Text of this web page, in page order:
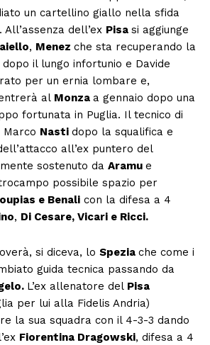
un cartellino giallo nella sfida
. All’assenza dell’ex Pisa si aggiunge
, Menez che sta recuperando la
il lungo infortunio e Davide
per un ernia lombare e,
al Monza a gennaio dopo una
fortunata in Puglia. Il tecnico di
Nasti dopo la squalifica e
all’ex puntero del
sostenuto da Aramu e
possibile spazio per
e Benali con la difesa a 4
, Di Cesare, Vicari e Ricci.
si diceva, lo Spezia che come i
guida tecnica passando da
L’ex allenatore del Pisa
per lui alla Fidelis Andria)
la sua squadra con il 4-3-3 dando
Fiorentina Dragowski, difesa a 4